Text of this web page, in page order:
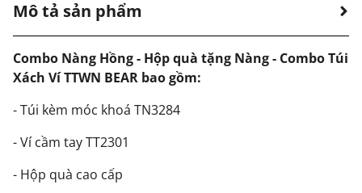
Mô tả sản phẩm
Combo Nàng Hồng - Hộp quà tặng Nàng - Combo Túi
Xách Ví TTWN BEAR bao gồm:
- Túi kèm móc khoá TN3284
- Ví cầm tay TT2301
- Hộp quà cao cấp